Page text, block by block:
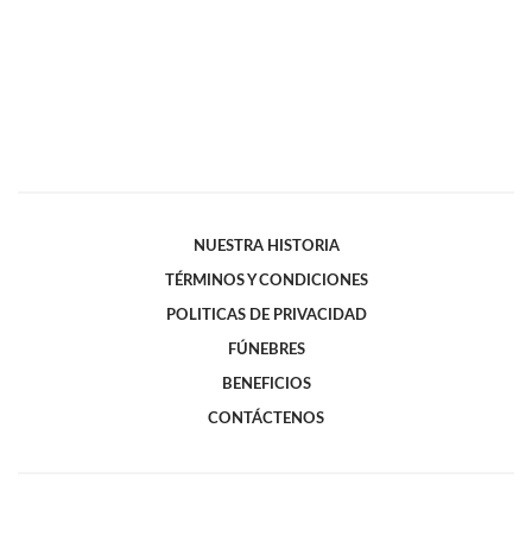
NUESTRA HISTORIA
TÉRMINOS Y CONDICIONES
POLITICAS DE PRIVACIDAD
FÚNEBRES
BENEFICIOS
CONTÁCTENOS